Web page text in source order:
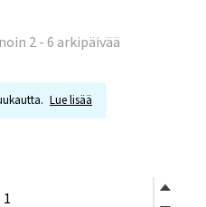
2 - 6 arkipäivää
Lue lisää